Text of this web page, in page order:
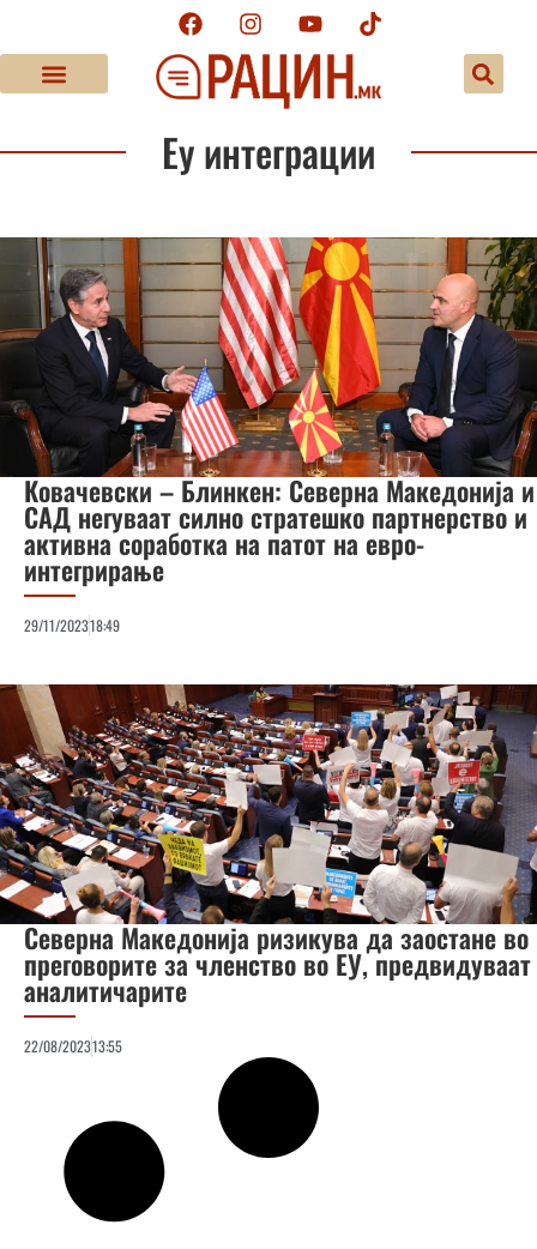
Еу интеграции
Ковачевски – Блинкен: Северна Македонија и
САД негуваат силно стратешко партнерство и
активна соработка на патот на евро-
интегрирање
29/11/202318:49
Северна Македонија ризикува да заостане во
преговорите за членство во ЕУ, предвидуваат
аналитичарите
22/08/202313:55